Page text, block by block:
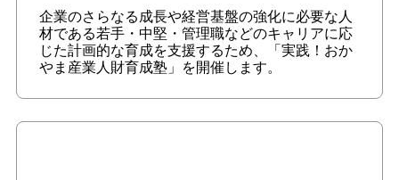
企業のさらなる成長や経営基盤の強化に必要な人
材である若手・中堅・管理職などのキャリアに応
じた計画的な育成を支援するため、「実践！おか
やま産業人財育成塾」を開催します。